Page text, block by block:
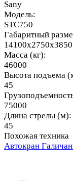
Sany
Модель:
STC750
Габаритный
14100x2750x3850
Масса (кг):
46000
Высота подъема
45
75000
Длина стрелы (м):
45
Похожая техника
Автокран